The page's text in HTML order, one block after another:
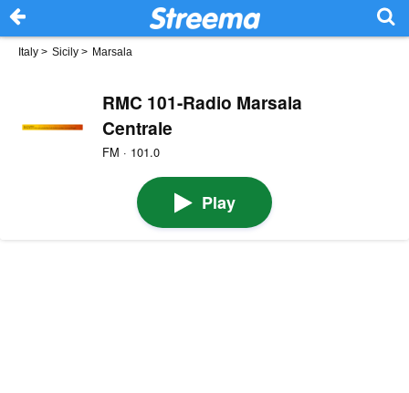
Italy > Sicily > Marsala
RMC 101-Radio Marsala
Centrale
FM · 101.0
Play